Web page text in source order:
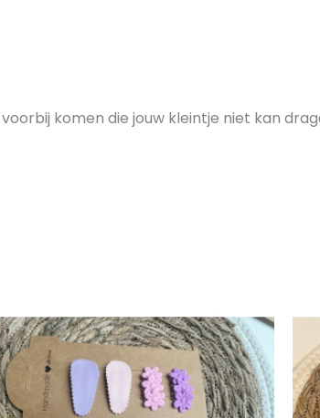
komen die jouw kleintje niet kan